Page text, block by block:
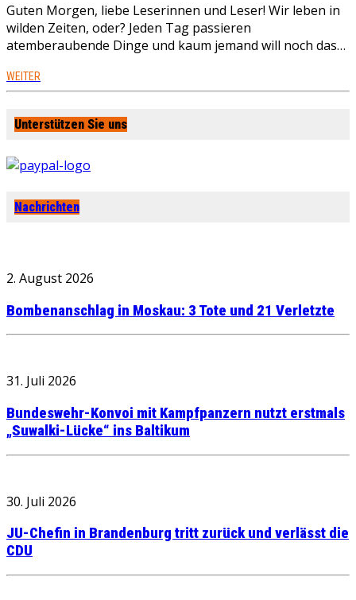
Guten Morgen, liebe Leserinnen und Leser! Wir leben in
wilden Zeiten, oder? Jeden Tag passieren
atemberaubende Dinge und kaum jemand will noch das…
WEITER
Unterstützen Sie uns
Nachrichten
2. August 2026
Bombenanschlag in Moskau: 3 Tote und 21 Verletzte
31. Juli 2026
Bundeswehr-Konvoi mit Kampfpanzern nutzt erstmals
„Suwalki-Lücke“ ins Baltikum
30. Juli 2026
JU-Chefin in Brandenburg tritt zurück und verlässt die
CDU